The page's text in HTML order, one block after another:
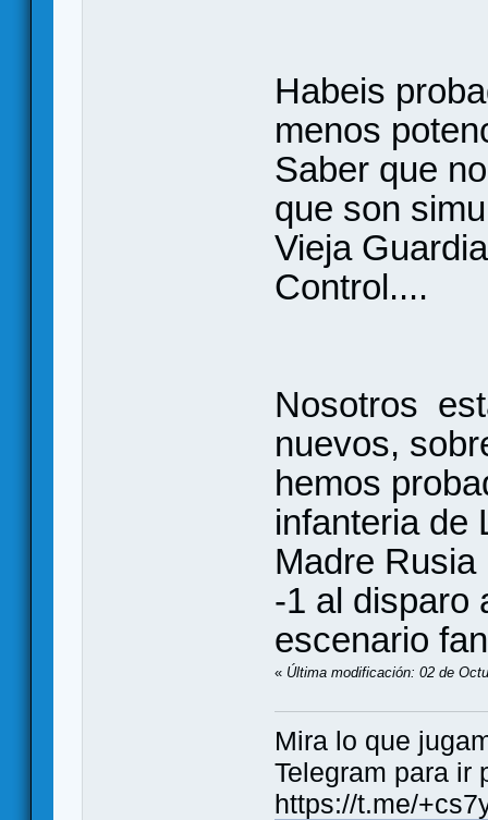
Habeis
menos
Saber que
que son
Vieja
Control....
Nosotros
nuevos,
hemos
infanteria de
Madre
-1 al disparo
escenario
« Última modificación: 02 de
Mira lo que
Telegram para ir
https://t.me/